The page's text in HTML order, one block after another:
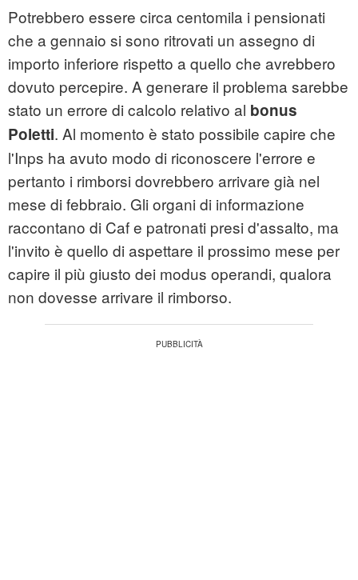
Potrebbero essere circa centomila i pensionati
che a gennaio si sono ritrovati un assegno di
importo inferiore rispetto a quello che avrebbero
dovuto percepire. A generare il problema sarebbe
stato un errore di calcolo relativo al bonus
Poletti. Al momento è stato possibile capire che
l'Inps ha avuto modo di riconoscere l'errore e
pertanto i rimborsi dovrebbero arrivare già nel
mese di febbraio. Gli organi di informazione
raccontano di Caf e patronati presi d'assalto, ma
l'invito è quello di aspettare il prossimo mese per
capire il più giusto dei modus operandi, qualora
non dovesse arrivare il rimborso.